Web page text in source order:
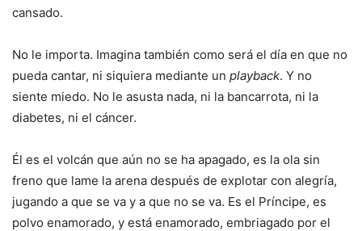
cansado.
No le importa. Imagina también como será el día en que no
pueda cantar, ni siquiera mediante un playback. Y no
siente miedo. No le asusta nada, ni la bancarrota, ni la
diabetes, ni el cáncer.
Él es el volcán que aún no se ha apagado, es la ola sin
freno que lame la arena después de explotar con alegría,
jugando a que se va y a que no se va. Es el Príncipe, es
polvo enamorado, y está enamorado, embriagado por el